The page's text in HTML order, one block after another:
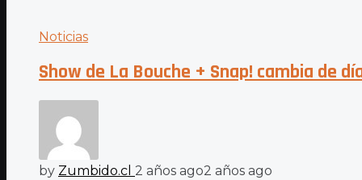
Noticias
Show de La Bouche + Snap! cambia de
by Zumbido.cl 2 años ago2 años ago